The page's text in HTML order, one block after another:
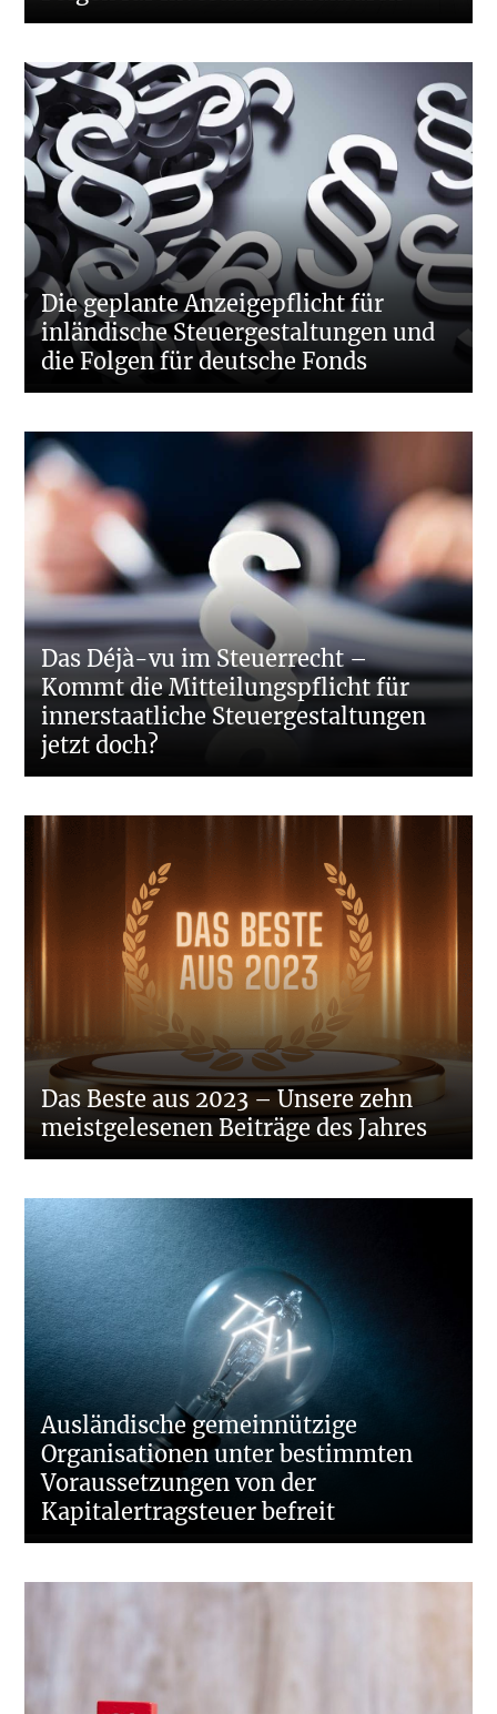
Die geplante Anzeigepflicht für
inländische Steuergestaltungen und
die Folgen für deutsche Fonds
Das Déjà-vu im Steuerrecht –
Kommt die Mitteilungspflicht für
innerstaatliche Steuergestaltungen
jetzt doch?
Das Beste aus 2023 – Unsere zehn
meistgelesenen Beiträge des Jahres
Ausländische gemeinnützige
Organisationen unter bestimmten
Voraussetzungen von der
Kapitalertragsteuer befreit